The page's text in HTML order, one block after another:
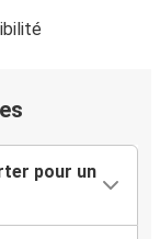
pour un